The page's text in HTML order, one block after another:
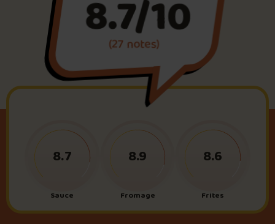
Foire aux questions
Me connecter
8.7/10
(27 notes)
Sauce
8.7
Fromage
8.9
Frites
8.6